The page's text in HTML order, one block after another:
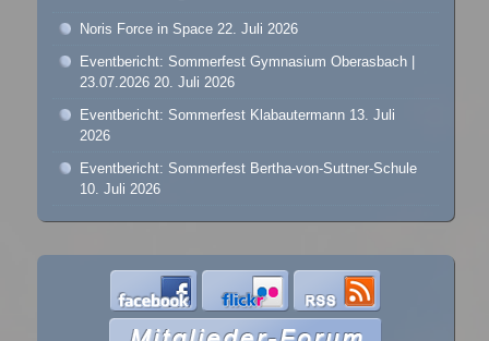
Noris Force in Space 22. Juli 2026
Eventbericht: Sommerfest Gymnasium Oberasbach |
23.07.2026 20. Juli 2026
Eventbericht: Sommerfest Klabautermann 13. Juli
2026
Eventbericht: Sommerfest Bertha-von-Suttner-Schule
10. Juli 2026